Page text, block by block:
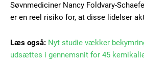
Søvnmediciner Nancy Foldvary-
er en reel risiko for, at disse lidelser
Læs også: Nyt studie vækker
udsættes i gennemsnit for 45